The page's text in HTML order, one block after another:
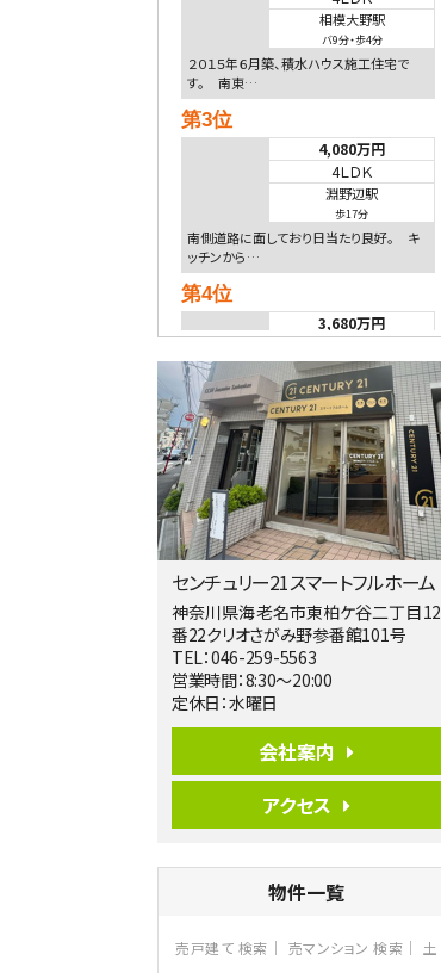
相模大野駅
バ9分・歩4分
２０１５年６月築、積水ハウス施工住宅で
す。 南東…
第3位
4,080万円
4ＬＤＫ
淵野辺駅
歩17分
南側道路に面しており日当たり良好。 キ
ッチンから…
第4位
3,680万円
海老名駅
バ15分 ・歩1分
リビングダイニング部分の床暖房完備 車
並列2台駐…
第5位
4,190万円
4ＬＤＫ
桜ヶ丘駅
バ14分・歩4分
LDK約20帖とゆとりある広さ！WIC、SIC
の…
第6位
3,598万円
全棟ＬＤＫは16帖の4ＬＤＫ！食器洗い乾燥
機や浴…
4ＬＤＫ
海老名駅
能です。 …
センチュリー21スマートフルホーム
神奈川県海老名市東柏ケ谷二丁目12
番22クリオさがみ野参番館101号
TEL：046-259-5563
営業時間：8:30～20:00
定休日：水曜日
会社案内
アクセス
物件一覧
売戸建て 検索 売マンション 検索
土